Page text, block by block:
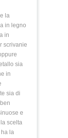
la
in legno
in
scrivanie
sia
in
sia di
e
scelta
la